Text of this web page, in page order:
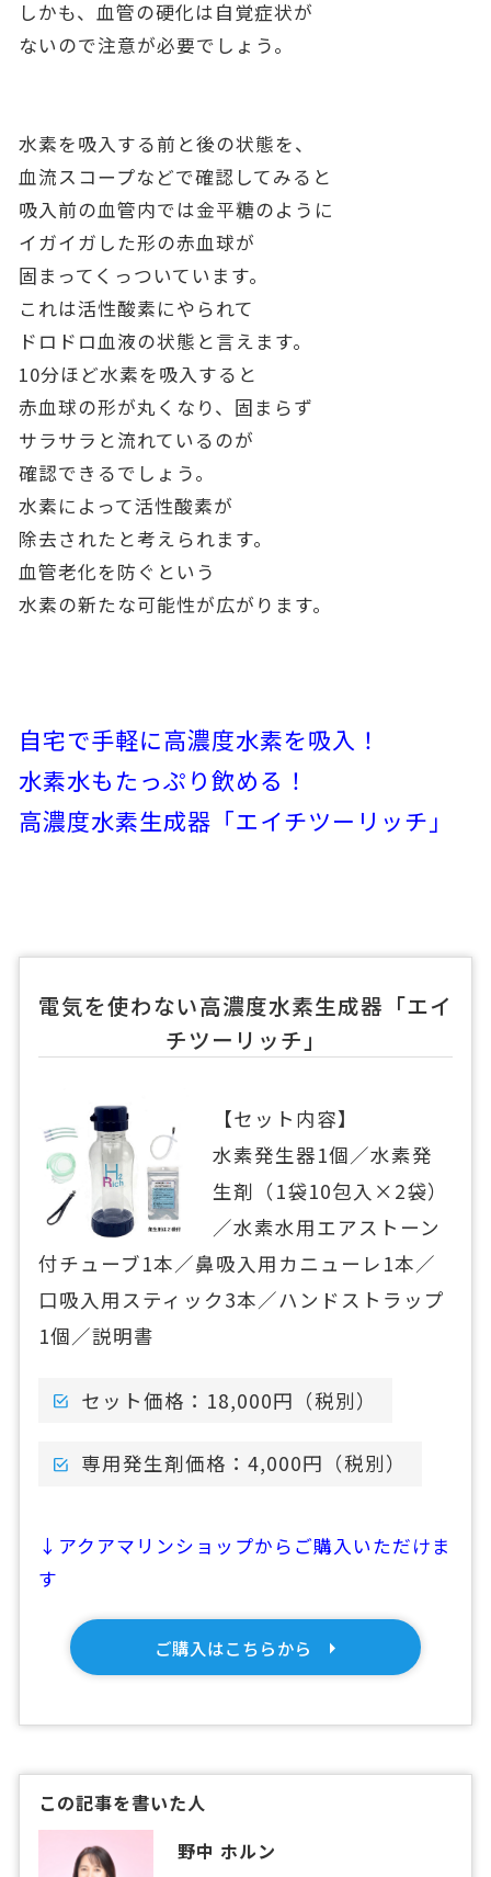
しかも、血管の硬化は自覚症状が
ないので注意が必要でしょう。
水素を吸入する前と後の状態を、
血流スコープなどで確認してみると
吸入前の血管内では金平糖のように
イガイガした形の赤血球が
固まってくっついています。
これは活性酸素にやられて
ドロドロ血液の状態と言えます。
10分ほど水素を吸入すると
赤血球の形が丸くなり、固まらず
サラサラと流れているのが
確認できるでしょう。
水素によって活性酸素が
除去されたと考えられます。
血管老化を防ぐという
水素の新たな可能性が広がります。
自宅で手軽に高濃度水素を吸入！
水素水もたっぷり飲める！
高濃度水素生成器「エイチツーリッチ」
電気を使わない高濃度水素生成器「エイ
チツーリッチ」
【セット内容】
水素発生器1個／水素発
生剤（1袋10包入×2袋）
／水素水用エアストーン
付チューブ1本／鼻吸入用カニューレ1本／
口吸入用スティック3本／ハンドストラップ
1個／説明書
セット価格：18,000円（税別）
専用発生剤価格：4,000円（税別）
↓アクアマリンショップからご購入いただけま
す
ご購入はこちらから
この記事を書いた人
野中 ホルン